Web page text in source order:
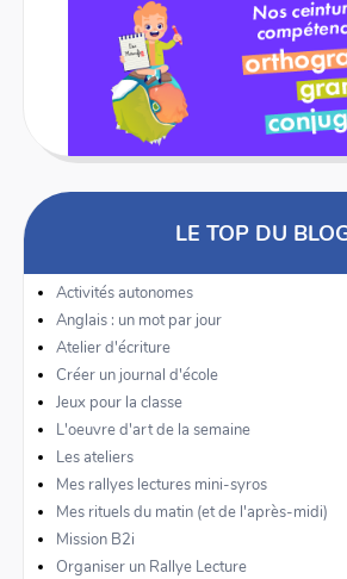
LE TOP DU
Activités autonomes
Anglais : un mot par jour
Atelier d'écriture
Créer un journal d'école
Jeux pour la classe
L'oeuvre d'art de la semaine
Les ateliers
Mes rallyes lectures mini-syros
Mes rituels du matin (et de l'après-midi)
Mission B2i
Organiser un Rallye Lecture